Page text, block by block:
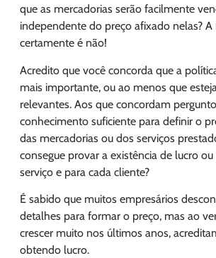
que as mercadorias serão facilmente
independente do preço afixado nelas? A
certamente é não!
Acredito que você concorda que a
mais importante, ou ao menos que
relevantes. Aos que concordam
conhecimento suficiente para definir o
das mercadorias ou dos serviços
consegue provar a existência de lucro
serviço e para cada cliente?
É sabido que muitos empresários
detalhes para formar o preço, mas ao
crescer muito nos últimos anos,
obtendo lucro.